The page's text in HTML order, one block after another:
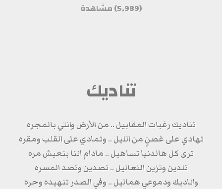
(5,989) مشاهدة
تناديك
تناديك رغبات المقابيل .. من الأرض وانتي بالمجره
تهادي على غصنٍ من الليل .. وتمادي على القلب ومقره
ترى كل هالدنيا تساهيل .. مادام اننا بنعيش مره
تلدين وتزين التعاليل .. تصدين وتصد المسره
واناديك ودموعي هماليل .. وفي الصدر تنهيده وحره